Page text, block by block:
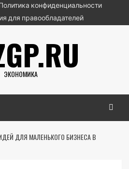
конфиденциальности
для правообладателей
ЭКОНОМИКА
ДЛЯ МАЛЕНЬКОГО БИЗНЕСА В